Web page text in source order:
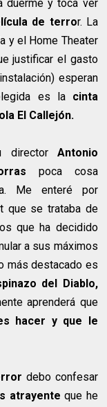
duerme y toca ver
de terror. La
y el Home Theater
justificar el gasto
esperan
es la cinta
El Callejón.
director Antonio
poca cosa
Me enteré por
que se trataba de
que ha decidido
a sus máximos
más destacado es
del Diablo,
aprenderá que
hacer y que le
debo confesar
atrayente que he